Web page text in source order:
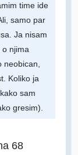
time ide
samo par
Ja nisam
o njima
Koliko ja
sam
gresim).
68